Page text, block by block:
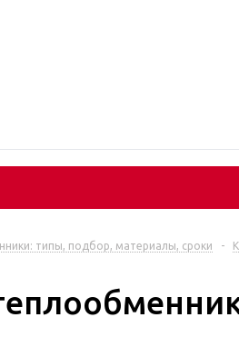
типы, подбор, материалы, сроки -